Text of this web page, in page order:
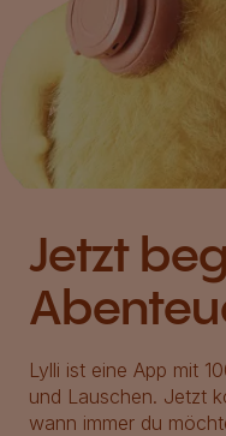
Jetzt
Lylli ist eine App mit
und Lauschen. Jetzt
wann immer du